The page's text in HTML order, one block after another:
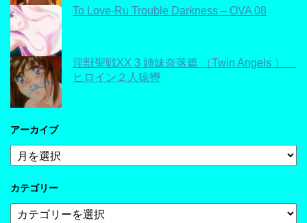
To Love-Ru Trouble Darkness – OVA 08
淫獣聖戦XX 3 姉妹奈落篇 （Twin Angels ）
ヒロイン２人猿轡
アーカイブ
ア
ー
イ
カテゴリー